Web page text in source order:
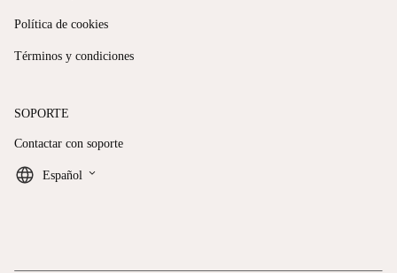
Política de cookies
Términos y condiciones
SOPORTE
Contactar con soporte
Español keyboard_arrow_down